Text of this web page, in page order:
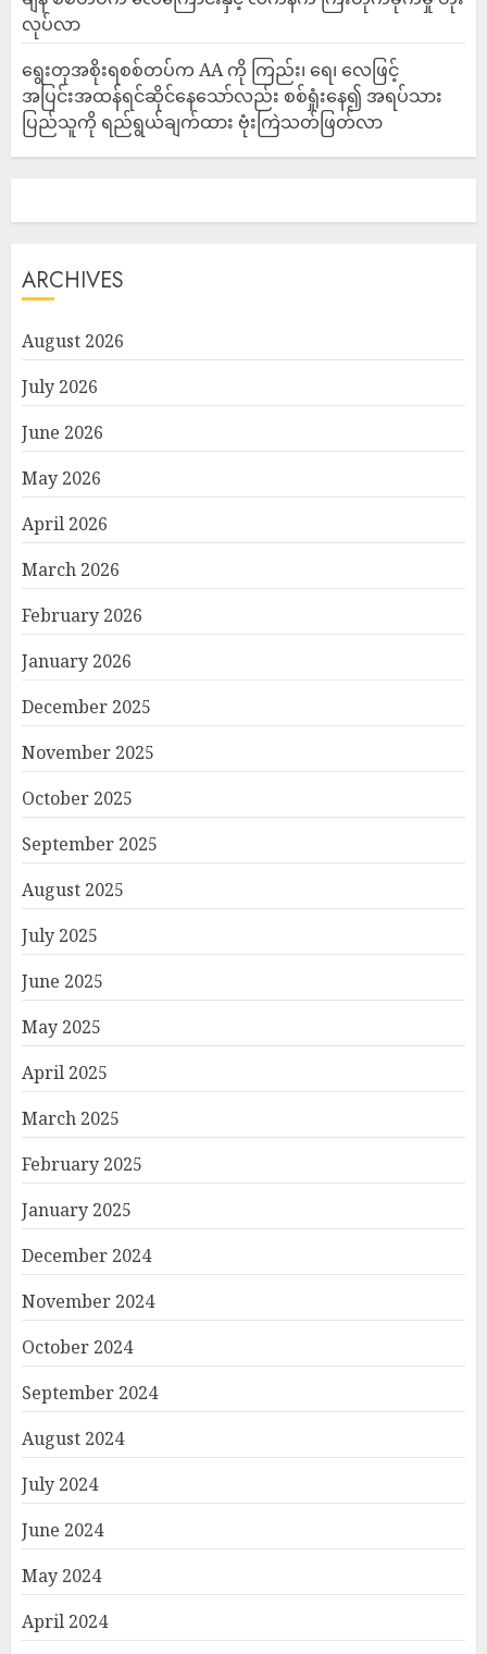
လုပ်လာ
ရွေးတုအစိုးရစစ်တပ်က AA ကို ကြည်း၊ ရေ၊ လေဖြင့်
အပြင်းအထန်ရင်ဆိုင်နေသော်လည်း စစ်ရှုံးနေ၍ အရပ်သား
ပြည်သူကို ရည်ရွယ်ချက်ထား ဗုံးကြဲသတ်ဖြတ်လာ
ARCHIVES
August 2026
July 2026
June 2026
May 2026
April 2026
March 2026
February 2026
January 2026
December 2025
November 2025
October 2025
September 2025
August 2025
July 2025
June 2025
May 2025
April 2025
March 2025
February 2025
January 2025
December 2024
November 2024
October 2024
September 2024
August 2024
July 2024
June 2024
May 2024
April 2024